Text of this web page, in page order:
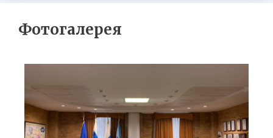
Фотогалерея